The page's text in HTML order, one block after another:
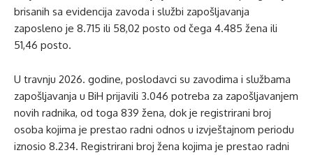
brisanih sa evidencija zavoda i službi zapošljavanja
zaposleno je 8.715 ili 58,02 posto od čega 4.485 žena ili
51,46 posto.
U travnju 2026. godine, poslodavci su zavodima i službama
zapošljavanja u BiH prijavili 3.046 potreba za zapošljavanjem
novih radnika, od toga 839 žena, dok je registrirani broj
osoba kojima je prestao radni odnos u izvještajnom periodu
iznosio 8.234. Registrirani broj žena kojima je prestao radni